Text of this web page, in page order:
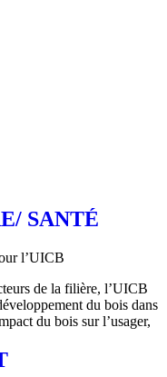
SANTÉ
l’UICB
de la filière, l’UICB
du bois dans
du bois sur l’usager,